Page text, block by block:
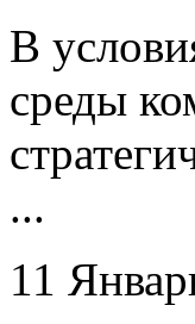
В
среды
...
11